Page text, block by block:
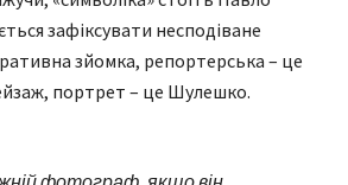
зафіксувати несподіване
зйомка, репортерська – це
портрет – це Шулешко.